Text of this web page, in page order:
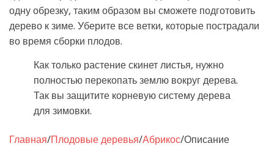
одну обрезку, таким образом вы сможете подготовить
дерево к зиме. Уберите все ветки, которые пострадали
во время сборки плодов.
Как только растение скинет листья, нужно
полностью перекопать землю вокруг дерева.
Так вы защитите корневую систему дерева
для зимовки.
Главная/Плодовые деревья/Абрикос/Описание